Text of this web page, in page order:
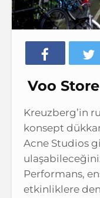
Voo
Kreuzberg’in
konsept
Acne Studios
Performans,
etkinliklere